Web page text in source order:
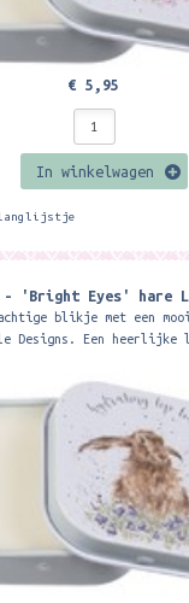
€ 5,95
In winkelwagen
- 'Bright Eyes' hare
blikje met een
Designs. Een heerlijke